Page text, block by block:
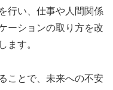
行い、仕事や人間関係
ーションの取り方を改
ます。
ことで、未来への不安